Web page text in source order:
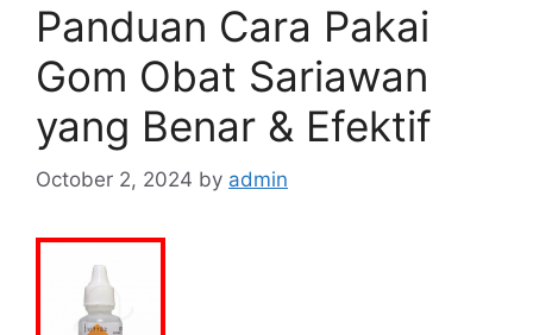
Panduan Cara Pakai
Gom Obat Sariawan
yang Benar & Efektif
October 2, 2024 by admin